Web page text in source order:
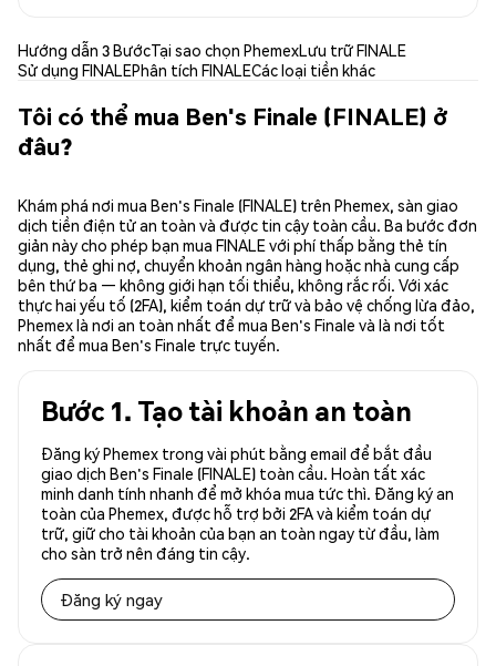
Hướng dẫn 3 BướcTại sao chọn PhemexLưu trữ FINALE
Sử dụng FINALEPhân tích FINALECác loại tiền khác
Tôi có thể mua Ben's Finale (FINALE) ở
đâu?
Khám phá nơi mua Ben's Finale (FINALE) trên Phemex, sàn giao
dịch tiền điện tử an toàn và được tin cậy toàn cầu. Ba bước đơn
giản này cho phép bạn mua FINALE với phí thấp bằng thẻ tín
dụng, thẻ ghi nợ, chuyển khoản ngân hàng hoặc nhà cung cấp
bên thứ ba — không giới hạn tối thiểu, không rắc rối. Với xác
thực hai yếu tố (2FA), kiểm toán dự trữ và bảo vệ chống lừa đảo,
Phemex là nơi an toàn nhất để mua Ben's Finale và là nơi tốt
nhất để mua Ben's Finale trực tuyến.
Bước 1. Tạo tài khoản an toàn
Đăng ký Phemex trong vài phút bằng email để bắt đầu
giao dịch Ben's Finale (FINALE) toàn cầu. Hoàn tất xác
minh danh tính nhanh để mở khóa mua tức thì. Đăng ký an
toàn của Phemex, được hỗ trợ bởi 2FA và kiểm toán dự
trữ, giữ cho tài khoản của bạn an toàn ngay từ đầu, làm
cho sàn trở nên đáng tin cậy.
Đăng ký ngay